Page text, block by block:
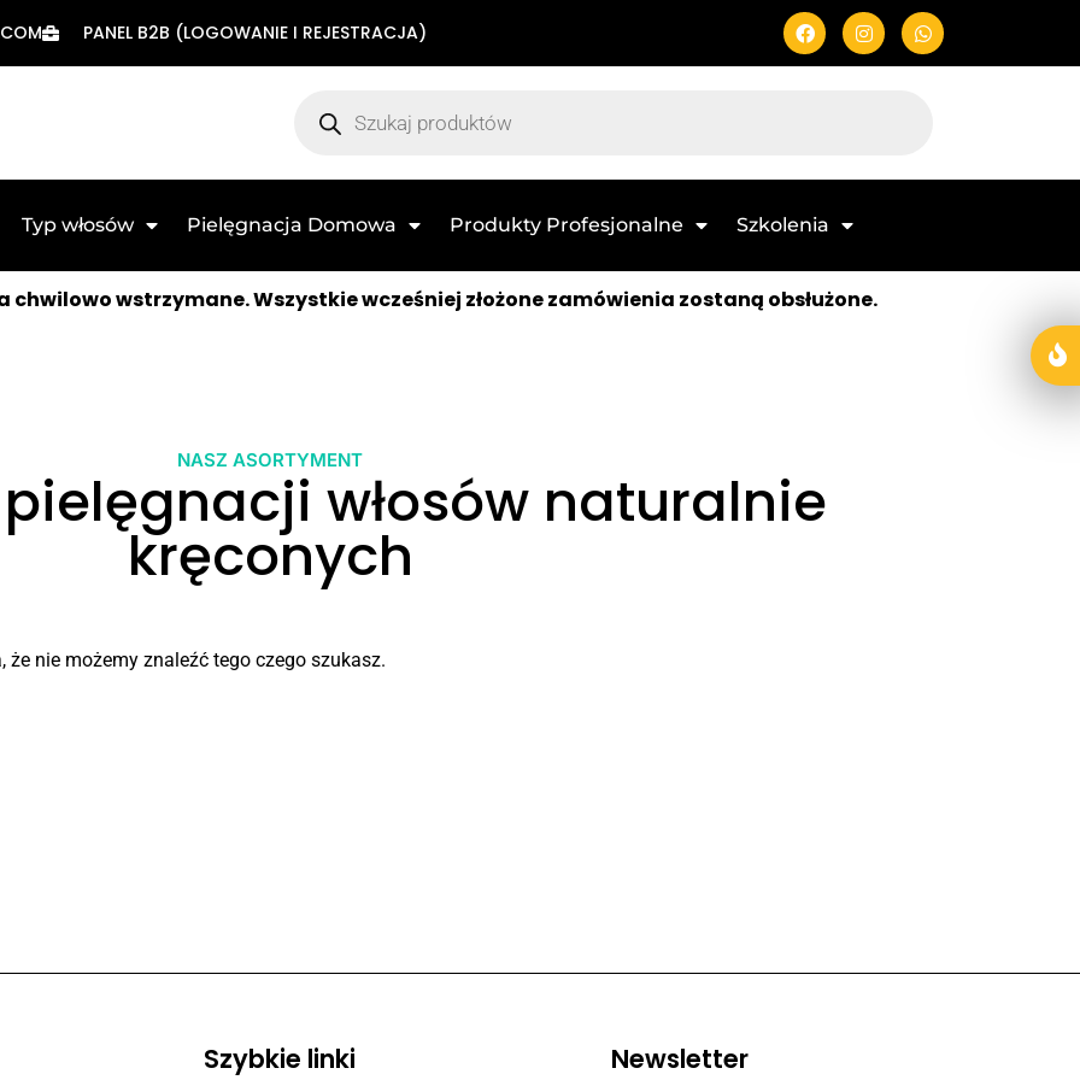
PANEL B2B (LOGOWANIE I REJESTRACJA)
Typ włosów Pielęgnacja Domowa Produkty Profesjonalne Szkolenia
wstrzymane. Wszystkie wcześniej złożone zamówienia zostaną obsłużone.
NASZ ASORTYMENT
włosów naturalnie
kręconych
że nie możemy znaleźć tego czego szukasz.
Szybkie linki Newsletter